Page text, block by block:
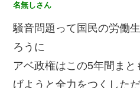
名無しさん
騒音問題って国民の労働
ろうに
アベ政権はこの5年間ま
げようと全力をつくした